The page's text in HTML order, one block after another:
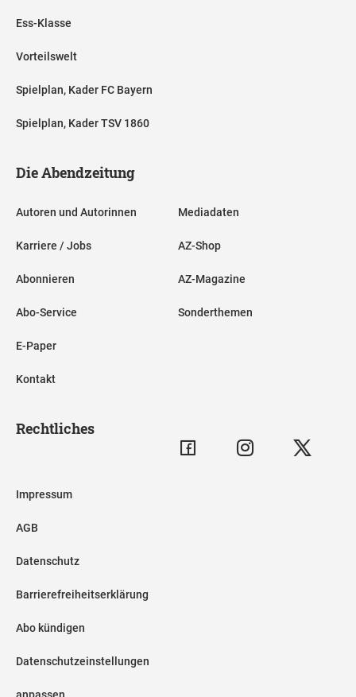
Ess-Klasse
Vorteilswelt
Spielplan, Kader FC Bayern
Spielplan, Kader TSV 1860
Die Abendzeitung
Autoren und Autorinnen
Karriere / Jobs
Abonnieren
Abo-Service
E-Paper
Kontakt
Mediadaten
AZ-Shop
AZ-Magazine
Sonderthemen
Rechtliches
Impressum
AGB
Datenschutz
Barrierefreiheitserklärung
Abo kündigen
Datenschutzeinstellungen
anpassen